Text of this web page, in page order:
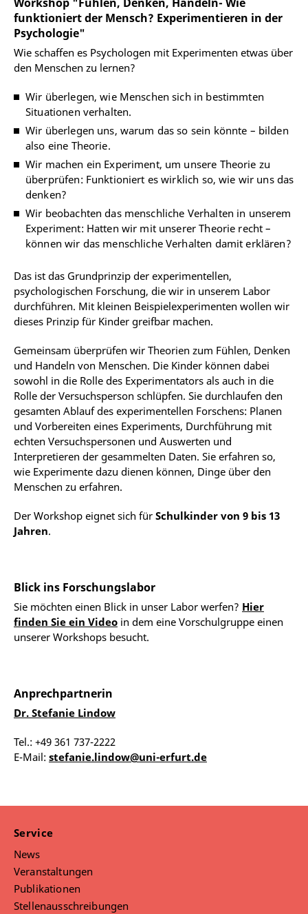
funktioniert der Mensch? Experimentieren in der
Psychologie"
Wie schaffen es Psychologen mit Experimenten etwas über
den Menschen zu lernen?
Wir überlegen, wie Menschen sich in bestimmten
Situationen verhalten.
Wir überlegen uns, warum das so sein könnte – bilden
also eine Theorie.
Wir machen ein Experiment, um unsere Theorie zu
überprüfen: Funktioniert es wirklich so, wie wir uns das
denken?
Wir beobachten das menschliche Verhalten in unserem
Experiment: Hatten wir mit unserer Theorie recht –
können wir das menschliche Verhalten damit erklären?
Das ist das Grundprinzip der experimentellen,
psychologischen Forschung, die wir in unserem Labor
durchführen. Mit kleinen Beispielexperimenten wollen wir
dieses Prinzip für Kinder greifbar machen.
Gemeinsam überprüfen wir Theorien zum Fühlen, Denken
und Handeln von Menschen. Die Kinder können dabei
sowohl in die Rolle des Experimentators als auch in die
Rolle der Versuchsperson schlüpfen. Sie durchlaufen den
gesamten Ablauf des experimentellen Forschens: Planen
und Vorbereiten eines Experiments, Durchführung mit
echten Versuchspersonen und Auswerten und
Interpretieren der gesammelten Daten. Sie erfahren so,
wie Experimente dazu dienen können, Dinge über den
Menschen zu erfahren.
Der Workshop eignet sich für Schulkinder von 9 bis 13
Jahren.
Blick ins Forschungslabor
Sie möchten einen Blick in unser Labor werfen? Hier
finden Sie ein Video in dem eine Vorschulgruppe einen
unserer Workshops besucht.
Anprechpartnerin
Dr. Stefanie Lindow
Tel.: +49 361 737-2222
E-Mail: stefanie.lindow@uni-erfurt.de
Service
News
Veranstaltungen
Publikationen
Stellenausschreibungen